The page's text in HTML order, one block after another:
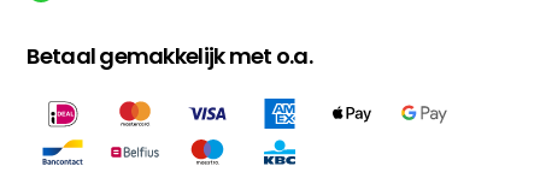
/
Wit
Betaal gemakkelijk met o.a.